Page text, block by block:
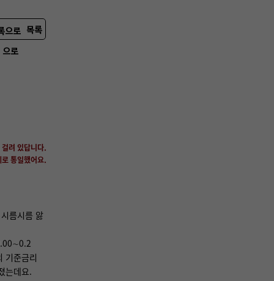
목록
으로
려 있답니다.
통일했어요.
름시름 앓
기준금리
는데요.